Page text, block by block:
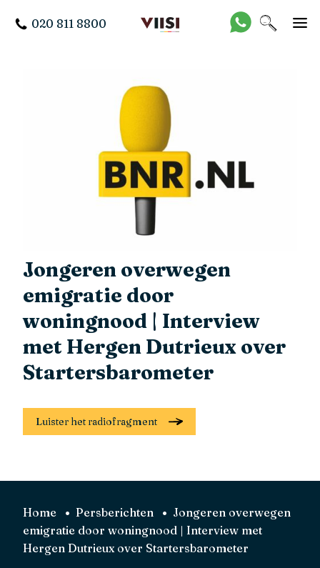
020 811 8800
Jongeren overwegen
emigratie door
woningnood | Interview
met Hergen Dutrieux over
Startersbarometer
Luister het radiofragment
Home Persberichten
Jongeren overwegen
emigratie door woningnood | Interview met
Hergen Dutrieux over Startersbarometer